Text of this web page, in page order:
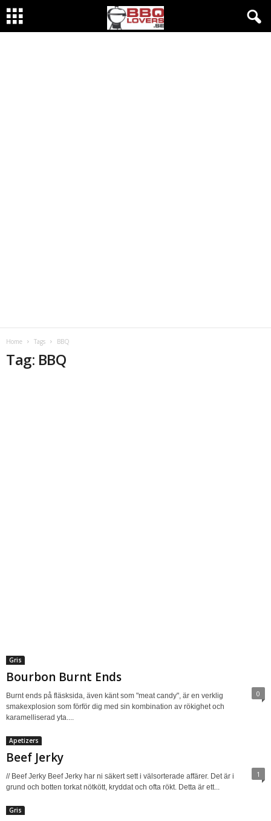
Home Tags BBQ
Tag: BBQ
Gris
Bourbon Burnt Ends
0
Burnt ends på fläsksida, även känt som "meat candy", är en verklig
smakexplosion som förför dig med sin kombination av rökighet och
karamelliserad yta....
Apetizers
Beef Jerky
1
// Beef Jerky Beef Jerky har ni säkert sett i välsorterade affärer. Det är i
grund och botten torkat nötkött, kryddat och ofta rökt. Detta är ett...
Gris